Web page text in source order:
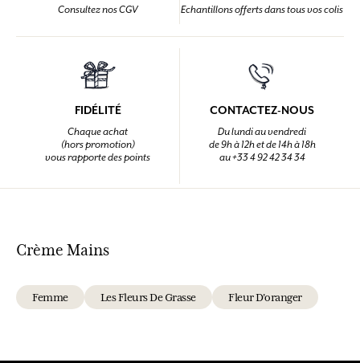
Consultez nos CGV Echantillons offerts dans tous vos colis
FIDÉLITÉ
Chaque achat
(hors promotion)
vous rapporte des points
CONTACTEZ-NOUS
Du lundi au vendredi
de 9h à 12h et de 14h à 18h
au +33 4 92 42 34 34
Crème Mains
Femme Les Fleurs De Grasse Fleur D'oranger